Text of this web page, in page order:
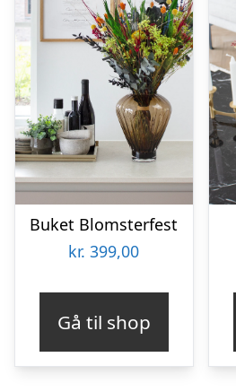
Buket Blomsterfest
kr. 399,00
Gå til shop